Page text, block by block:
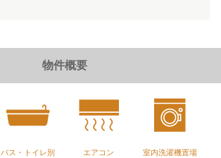
物件概要
バス・トイレ別 エアコン 室内洗濯機置場